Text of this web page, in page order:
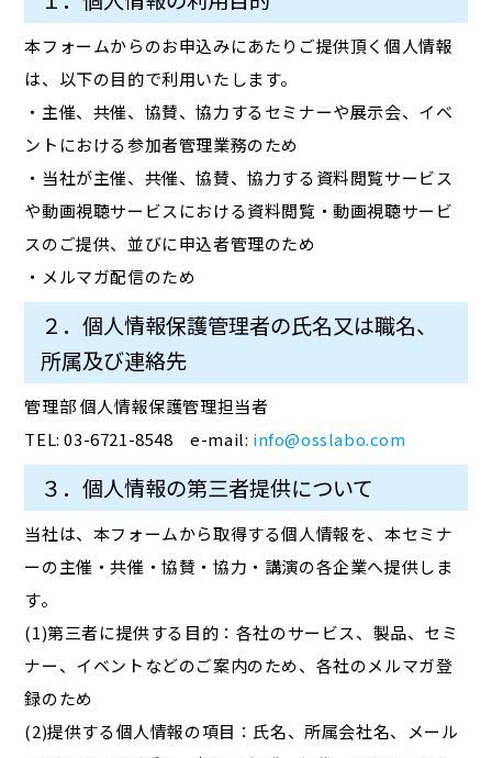
本フォームからのお申込みにあたりご提供頂く個人情報
は、以下の目的で利用いたします。
・主催、共催、協賛、協力するセミナーや展示会、イベ
ントにおける参加者管理業務のため
・当社が主催、共催、協賛、協力する資料閲覧サービス
や動画視聴サービスにおける資料閲覧・動画視聴サービ
スのご提供、並びに申込者管理のため
・メルマガ配信のため
２．個人情報保護管理者の氏名又は職名、
所属及び連絡先
管理部 個人情報保護管理担当者
TEL: 03-6721-8548 e-mail: info@osslabo.com
３．個人情報の第三者提供について
当社は、本フォームから取得する個人情報を、本セミナ
ーの主催・共催・協賛・協力・講演の各企業へ提供しま
す。
(1)第三者に提供する目的：各社のサービス、製品、セミ
ナー、イベントなどのご案内のため、各社のメルマガ登
録のため
(2)提供する個人情報の項目：氏名、所属会社名、メール